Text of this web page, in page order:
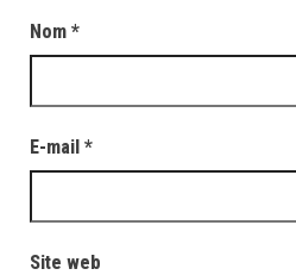
Nom *
E-mail *
Site web